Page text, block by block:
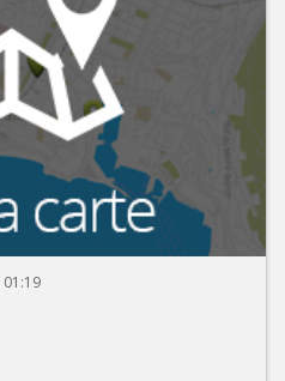
01:19